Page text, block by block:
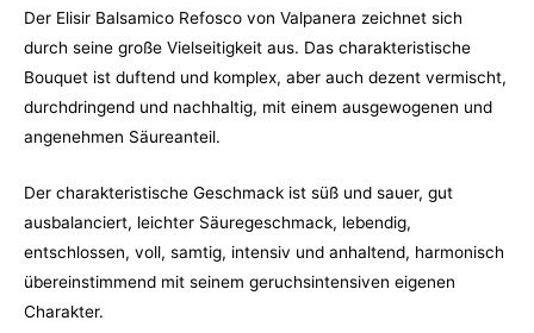
Der Elisir Balsamico Refosco von Valpanera zeichnet sich
durch seine große Vielseitigkeit aus. Das charakteristische
Bouquet ist duftend und komplex, aber auch dezent vermischt,
durchdringend und nachhaltig, mit einem ausgewogenen und
angenehmen Säureanteil.
Der charakteristische Geschmack ist süß und sauer, gut
ausbalanciert, leichter Säuregeschmack, lebendig,
entschlossen, voll, samtig, intensiv und anhaltend, harmonisch
übereinstimmend mit seinem geruchsintensiven eigenen
Charakter.